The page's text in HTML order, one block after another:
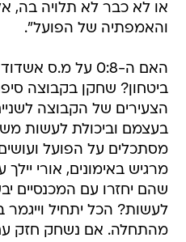
או לא כבר לא תלויה בה,
והאמפתיה של הפועל".
האם ה-0:8 על מ.ס
ביטחון? שחקן בקבוצה
הצעירים של הקבוצה
בעצמם וביכולת לעשות
מסתכלים על הפועל
מרגיש באימונים, אורי
שהם יחזרו עם המכנסיים
לעשות? הכל יתחיל
מהתחלה. אם נשחק חזק עם